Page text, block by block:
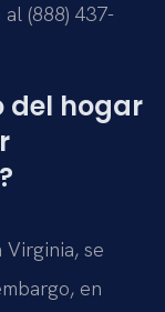
(888) 437-
del hogar
Virginia, se
en